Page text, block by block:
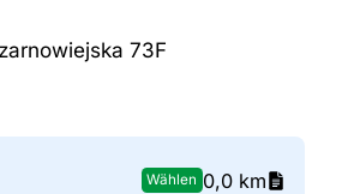
73F
Wählen 0,0 km